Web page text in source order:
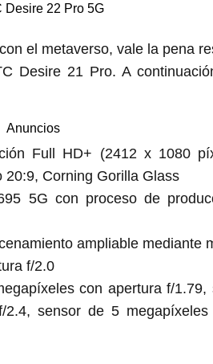
el metaverso, vale la pena
Desire 21 Pro. A
Anuncios
Full HD+ (2412 x 1080
Corning Gorilla Glass
5G con proceso de
ampliable mediante
f/2.0
con apertura f/1.79,
sensor de 5